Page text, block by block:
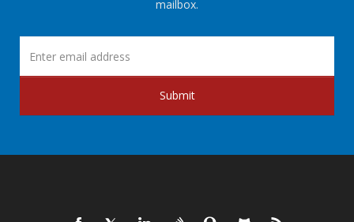
mailbox.
Submit